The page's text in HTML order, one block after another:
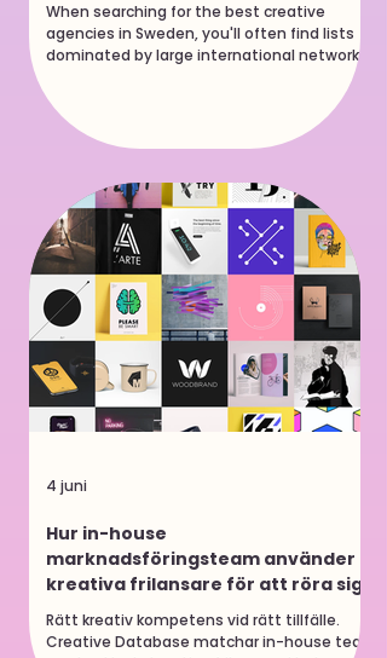
When searching for the best creative
agencies in Sweden, you'll often find lists
dominated by large international networks
operating across multiple markets. While
many of them produce excellent work,
Sweden is also home to a number of highly
respected agencies with deep expertise in
experiences, content production, and
marketing strategy. Whether you're
planning a rebrand, launching a new
website, producing a campaign, or looking
for on
Hur in-house
marknadsföringsteam använder
kreativa frilansare för att röra sig
snabbare
Rätt kreativ kompetens vid rätt tillfälle.
Creative Database matchar in-house team
4 juni